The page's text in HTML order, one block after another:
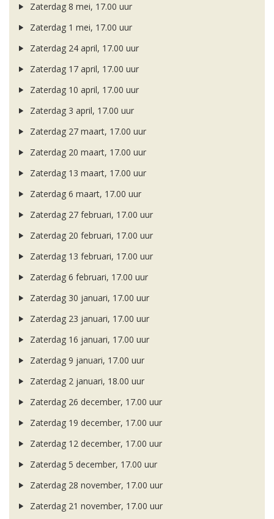
Zaterdag 8 mei, 17.00 uur
Zaterdag 1 mei, 17.00 uur
Zaterdag 24 april, 17.00 uur
Zaterdag 17 april, 17.00 uur
Zaterdag 10 april, 17.00 uur
Zaterdag 3 april, 17.00 uur
Zaterdag 27 maart, 17.00 uur
Zaterdag 20 maart, 17.00 uur
Zaterdag 13 maart, 17.00 uur
Zaterdag 6 maart, 17.00 uur
Zaterdag 27 februari, 17.00 uur
Zaterdag 20 februari, 17.00 uur
Zaterdag 13 februari, 17.00 uur
Zaterdag 6 februari, 17.00 uur
Zaterdag 30 januari, 17.00 uur
Zaterdag 23 januari, 17.00 uur
Zaterdag 16 januari, 17.00 uur
Zaterdag 9 januari, 17.00 uur
Zaterdag 2 januari, 18.00 uur
Zaterdag 26 december, 17.00 uur
Zaterdag 19 december, 17.00 uur
Zaterdag 12 december, 17.00 uur
Zaterdag 5 december, 17.00 uur
Zaterdag 28 november, 17.00 uur
Zaterdag 21 november, 17.00 uur